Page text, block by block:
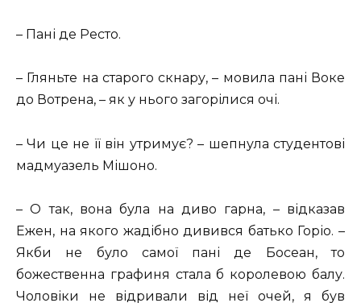
– Пані де Ресто.
– Гляньте на старого скнару, – мовила пані Воке
до Вотрена, – як у нього загорілися очі.
– Чи це не її він утримує? – шепнула студентові
мадмуазель Мішоно.
– О так, вона була на диво гарна, – відказав
Ежен, на якого жадібно дивився батько Горіо. –
Якби не було самої пані де Босеан, то
божественна графиня стала б королевою балу.
Чоловіки не відривали від неї очей, я був